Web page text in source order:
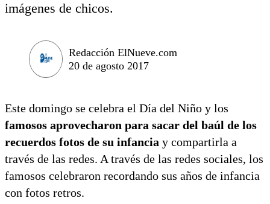
imágenes de chicos.
Redacción ElNueve.com
20 de agosto 2017
Este domingo se celebra el Día del Niño y los
famosos aprovecharon para sacar del baúl de los
recuerdos fotos de su infancia y compartirla a
través de las redes. A través de las redes sociales, los
famosos celebraron recordando sus años de infancia
con fotos retros.